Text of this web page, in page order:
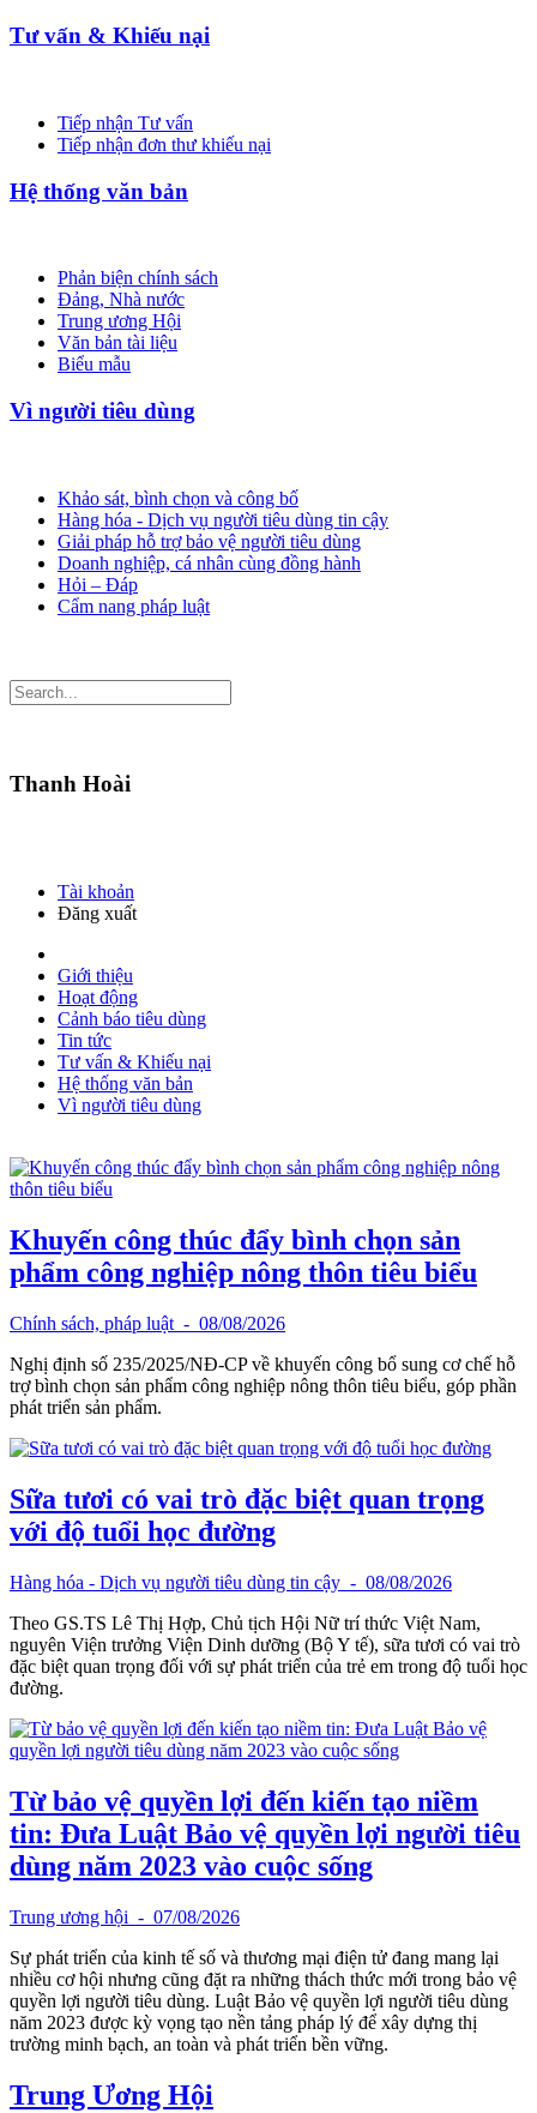
Tư vấn & Khiếu nại
Tiếp nhận Tư vấn
Tiếp nhận đơn thư khiếu nại
Hệ thống văn bản
Phản biện chính sách
Đảng, Nhà nước
Trung ương Hội
Văn bản tài liệu
Biểu mẫu
Vì người tiêu dùng
Khảo sát, bình chọn và công bố
Hàng hóa - Dịch vụ người tiêu dùng tin cậy
Giải pháp hỗ trợ bảo vệ người tiêu dùng
Doanh nghiệp, cá nhân cùng đồng hành
Hỏi – Đáp
Cẩm nang pháp luật
Thanh Hoài
Tài khoản
Đăng xuất
Giới thiệu
Hoạt động
Cảnh báo tiêu dùng
Tin tức
Tư vấn & Khiếu nại
Hệ thống văn bản
Vì người tiêu dùng
Khuyến công thúc đẩy bình chọn sản
phẩm công nghiệp nông thôn tiêu biểu
Chính sách, pháp luật - 08/08/2026
Nghị định số 235/2025/NĐ-CP về khuyến công bổ sung cơ chế hỗ
trợ bình chọn sản phẩm công nghiệp nông thôn tiêu biểu, góp phần
phát triển sản phẩm.
Sữa tươi có vai trò đặc biệt quan trọng
với độ tuổi học đường
Hàng hóa - Dịch vụ người tiêu dùng tin cậy - 08/08/2026
Theo GS.TS Lê Thị Hợp, Chủ tịch Hội Nữ trí thức Việt Nam,
nguyên Viện trưởng Viện Dinh dưỡng (Bộ Y tế), sữa tươi có vai trò
đặc biệt quan trọng đối với sự phát triển của trẻ em trong độ tuổi học
đường.
Từ bảo vệ quyền lợi đến kiến tạo niềm
tin: Đưa Luật Bảo vệ quyền lợi người tiêu
dùng năm 2023 vào cuộc sống
Trung ương hội - 07/08/2026
Sự phát triển của kinh tế số và thương mại điện tử đang mang lại
nhiều cơ hội nhưng cũng đặt ra những thách thức mới trong bảo vệ
quyền lợi người tiêu dùng. Luật Bảo vệ quyền lợi người tiêu dùng
năm 2023 được kỳ vọng tạo nền tảng pháp lý để xây dựng thị
trường minh bạch, an toàn và phát triển bền vững.
Trung Ương Hội